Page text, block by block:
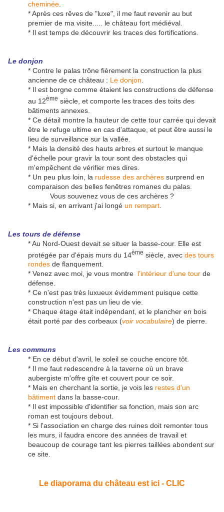
cheminée
* Après ces rêves de "luxe", il me faut revenir au but
premier de ma visite..... le château fort médiéval.
* Il est temps de découvrir les traces des fortifications.
Le donjon
* Contre le palas trône fièrement la construction la plus
ancienne de ce château : Le donjon
* Il est borgne comme étaient les constructions de défense
au 12ème siècle, et comporte les traces des toits des
bâtiments annexes.
* Ce détail montre la hauteur de cette tour carrée qui devait
être le refuge ultime en cas d'attaque, et peut être aussi le
lieu de surveillance sur la vallée.
* Mais la densité des hauts arbres et surtout le manque
d'échelle pour gravir la tour sont des obstacles qui
m'empêchent de vérifier mes dires.
* Un peu plus loin, la rudesse des archères surprend en
comparaison des belles fenêtres romanes du palas.
Vous souvenez vous de ces archères ?
* Mais si, en arrivant j'ai longé un rempart
Les tours de défense
* Au Nord-Ouest devait se situer la basse-cour. Elle est
protégée par d'épais murs du 14ème siècle, avec des tours
rondes de flanquement.
* Venez avec moi, je vous montre l'intérieur d'une tour de
défense.
* Ce n'est pas très luxueux évidemment puisque cette
construction n'est pas un lieu de vie.
* Chaque étage était indépendant, et le plancher en bois
était porté par des corbeaux (voir vocabulaire) de pierre.
Les communs
* En ce début d'avril, le soleil se couche encore tôt.
* Il me faut redescendre à la taverne où un brave
aubergiste m'offre gîte et couvert pour ce soir.
* Mais en cherchant la sortie, je vois les restes d'un
bâtiment dans la basse-cour.
* Il est impossible d'identifier sa fonction, mais son arc
roman est toujours debout.
* Si l'association en charge des ruines doit remonter tous
les murs, il faudra encore des années de travail et
beaucoup de courage tant les pierres taillées abondent sur
ce site.
Le diaporama du château est ici - CLIC